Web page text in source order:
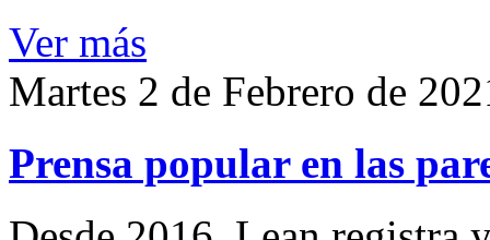
Ver más
Martes 2 de Febrero de
Prensa popular en las